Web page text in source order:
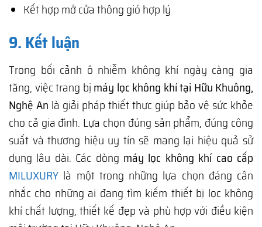
Kết hợp mở cửa thông gió hợp lý
9. Kết luận
Trong bối cảnh ô nhiễm không khí ngày càng gia
tăng, việc trang bị máy lọc không khí tại Hữu Khuông,
Nghệ An là giải pháp thiết thực giúp bảo vệ sức khỏe
cho cả gia đình. Lựa chọn đúng sản phẩm, đúng công
suất và thương hiệu uy tín sẽ mang lại hiệu quả sử
dụng lâu dài. Các dòng máy lọc không khí cao cấp
MILUXURY là một trong những lựa chọn đáng cân
nhắc cho những ai đang tìm kiếm thiết bị lọc không
khí chất lượng, thiết kế đẹp và phù hợp với điều kiện